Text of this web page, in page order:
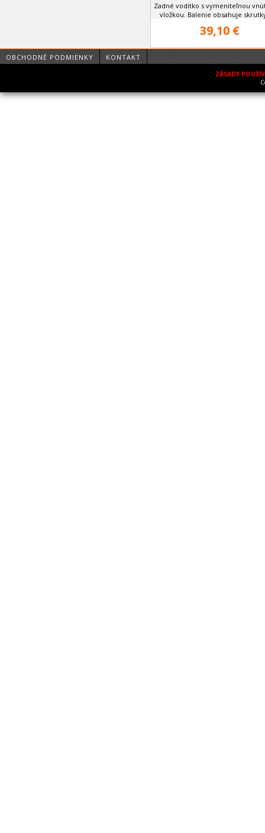
Zadné voditko s vymeniteľnou
vložkou. Balenie obsahuje
39,10 €
OBCHODNÉ PODMIENKY KONTAKT
ZÁSADY